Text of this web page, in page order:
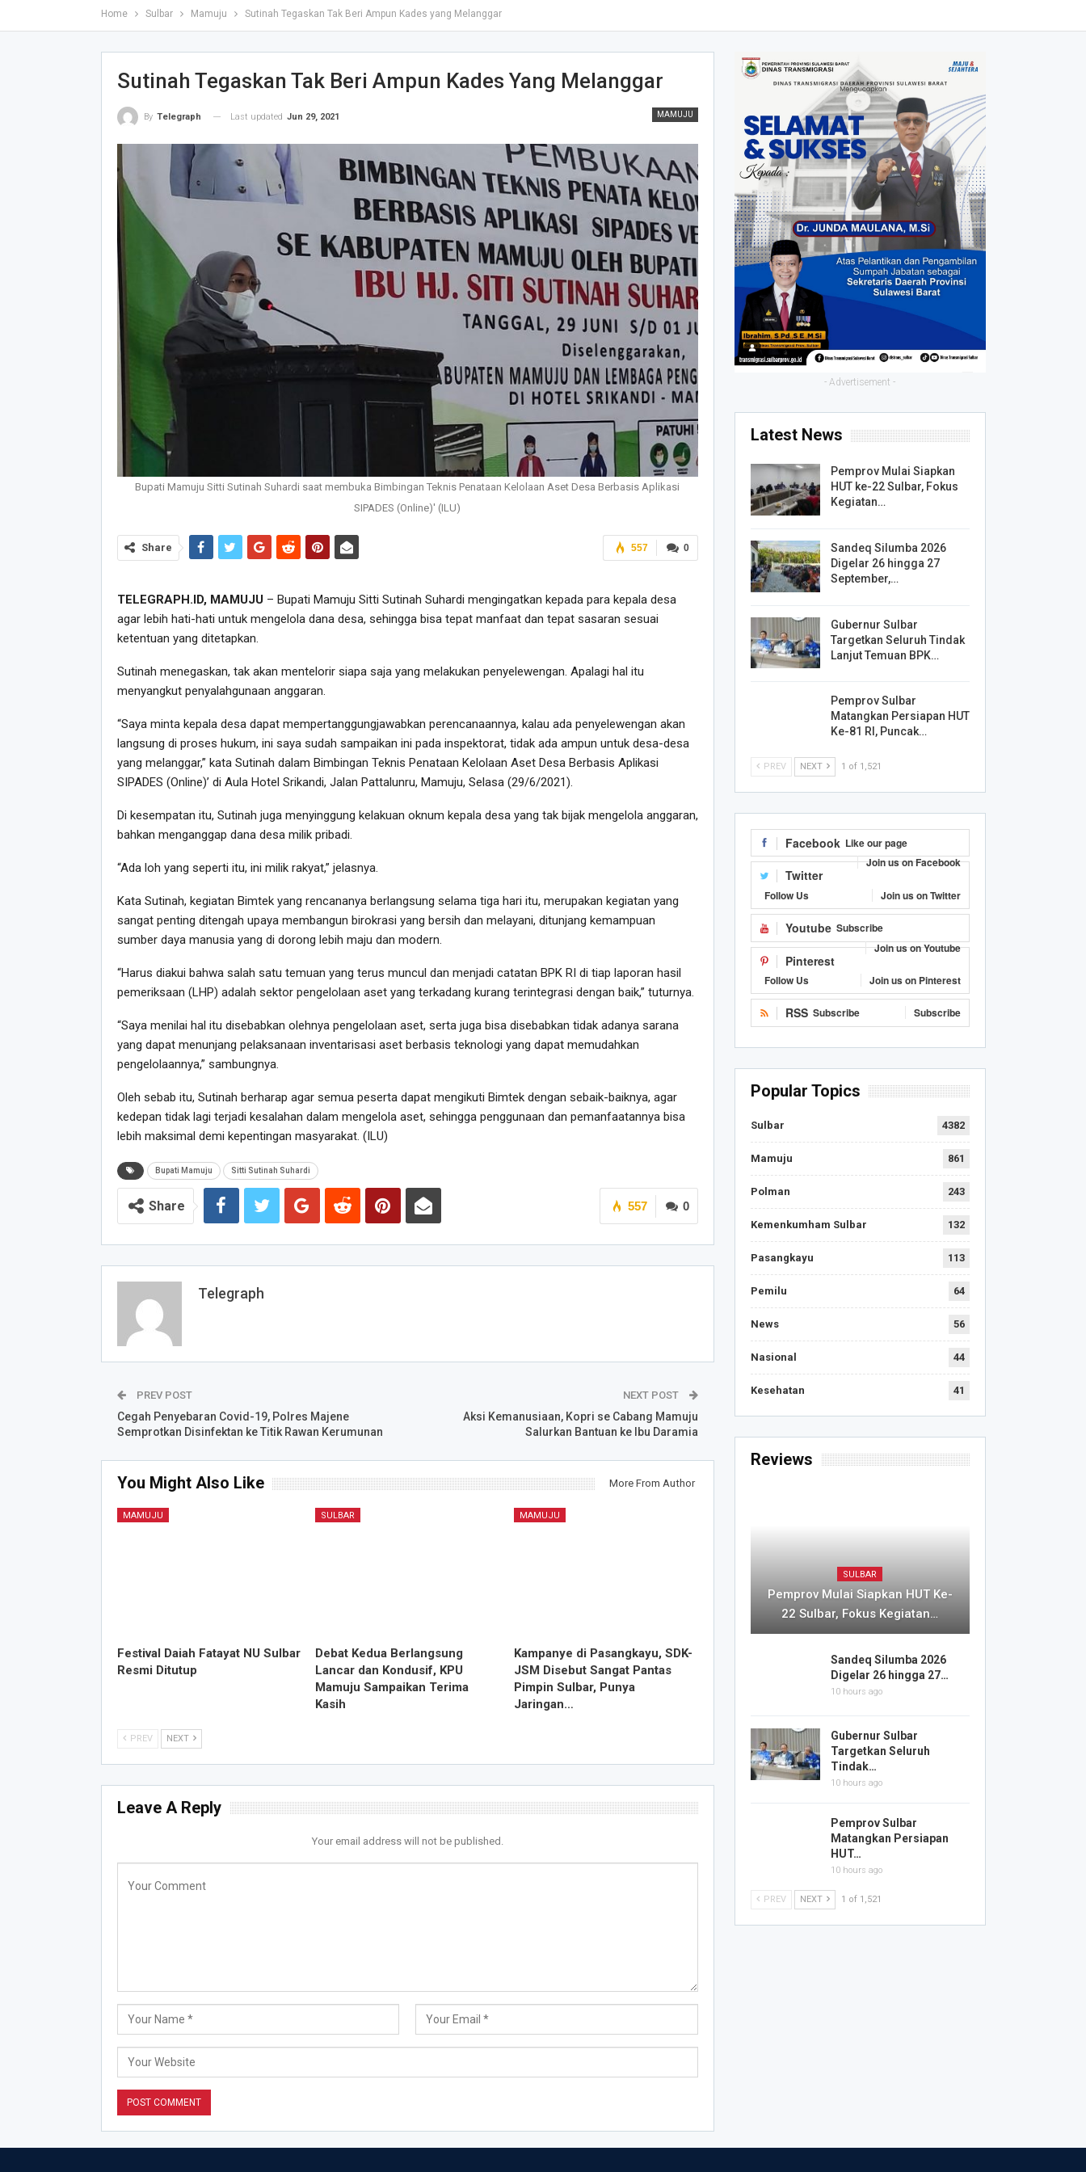
Home Sulbar Mamuju Sutinah Tegaskan Tak Beri Ampun Kades yang Melanggar
Sutinah Tegaskan Tak Beri Ampun Kades Yang Melanggar
MAMUJU
By Telegraph Last updated Jun 29, 2021
Bupati Mamuju Sitti Sutinah Suhardi saat membuka Bimbingan Teknis Penataan Kelolaan Aset Desa Berbasis Aplikasi
SIPADES (Online)' (ILU)
0
557
Share
TELEGRAPH.ID, MAMUJU– Bupati Mamuju Sitti Sutinah Suhardi mengingatkan kepada para kepala desa
agar lebih hati-hati untuk mengelola dana desa, sehingga bisa tepat manfaat dan tepat sasaran sesuai
ketentuan yang ditetapkan.
Sutinah menegaskan, tak akan mentelorir siapa saja yang melakukan penyelewengan. Apalagi hal itu
menyangkut penyalahgunaan anggaran.
“Saya minta kepala desa dapat mempertanggungjawabkan perencanaannya, kalau ada penyelewengan akan
langsung di proses hukum, ini saya sudah sampaikan ini pada inspektorat, tidak ada ampun untuk desa-desa
yang melanggar,” kata Sutinah dalam Bimbingan Teknis Penataan Kelolaan Aset Desa Berbasis Aplikasi
SIPADES (Online)’ di Aula Hotel Srikandi, Jalan Pattalunru, Mamuju, Selasa (29/6/2021).
Di kesempatan itu, Sutinah juga menyinggung kelakuan oknum kepala desa yang tak bijak mengelola anggaran,
bahkan menganggap dana desa milik pribadi.
“Ada loh yang seperti itu, ini milik rakyat,” jelasnya.
Kata Sutinah, kegiatan Bimtek yang rencananya berlangsung selama tiga hari itu, merupakan kegiatan yang
sangat penting ditengah upaya membangun birokrasi yang bersih dan melayani, ditunjang kemampuan
sumber daya manusia yang di dorong lebih maju dan modern.
“Harus diakui bahwa salah satu temuan yang terus muncul dan menjadi catatan BPK RI di tiap laporan hasil
pemeriksaan (LHP) adalah sektor pengelolaan aset yang terkadang kurang terintegrasi dengan baik,” tuturnya.
“Saya menilai hal itu disebabkan olehnya pengelolaan aset, serta juga bisa disebabkan tidak adanya sarana
yang dapat menunjang pelaksanaan inventarisasi aset berbasis teknologi yang dapat memudahkan
pengelolaannya,” sambungnya.
Oleh sebab itu, Sutinah berharap agar semua peserta dapat mengikuti Bimtek dengan sebaik-baiknya, agar
kedepan tidak lagi terjadi kesalahan dalam mengelola aset, sehingga penggunaan dan pemanfaatannya bisa
lebih maksimal demi kepentingan masyarakat. (ILU)
Bupati Mamuju Sitti Sutinah Suhardi
0
557
Share
Telegraph
PREV POST
Cegah Penyebaran Covid-19, Polres Majene
Semprotkan Disinfektan ke Titik Rawan Kerumunan
NEXT POST
Aksi Kemanusiaan, Kopri se Cabang Mamuju
Salurkan Bantuan ke Ibu Daramia
You Might Also Like More From Author
MAMUJU
Festival Daiah Fatayat NU Sulbar
Resmi Ditutup
SULBAR
Debat Kedua Berlangsung
Lancar dan Kondusif, KPU
Mamuju Sampaikan Terima
Kasih
MAMUJU
Kampanye di Pasangkayu, SDK-
JSM Disebut Sangat Pantas
Pimpin Sulbar, Punya
Jaringan…
PREV NEXT
Leave A Reply
Your email address will not be published.
- Advertisement -
Latest News
Pemprov Mulai Siapkan
HUT ke-22 Sulbar, Fokus
Kegiatan…
Sandeq Silumba 2026
Digelar 26 hingga 27
September,…
Gubernur Sulbar
Targetkan Seluruh Tindak
Lanjut Temuan BPK…
Pemprov Sulbar
Matangkan Persiapan HUT
Ke-81 RI, Puncak…
PREV NEXT 1 of 1,521
Facebook Like our page
Join us on Facebook
Twitter
Follow Us Join us on Twitter
Youtube Subscribe
Join us on Youtube
Pinterest
Follow Us Join us on Pinterest
RSS Subscribe Subscribe
Popular Topics
Sulbar 4382
Mamuju 861
Polman 243
Kemenkumham Sulbar 132
Pasangkayu 113
Pemilu 64
News 56
Nasional 44
Kesehatan 41
Reviews
SULBAR
Pemprov Mulai Siapkan HUT Ke-
22 Sulbar, Fokus Kegiatan…
Sandeq Silumba 2026
Digelar 26 hingga 27…
10 hours ago
Gubernur Sulbar
Targetkan Seluruh
Tindak…
10 hours ago
Pemprov Sulbar
Matangkan Persiapan
HUT…
10 hours ago
PREV NEXT 1 of 1,521